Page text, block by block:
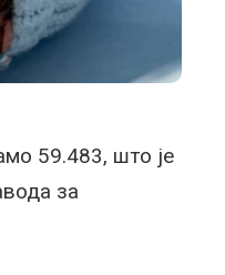
59.483, што је
за